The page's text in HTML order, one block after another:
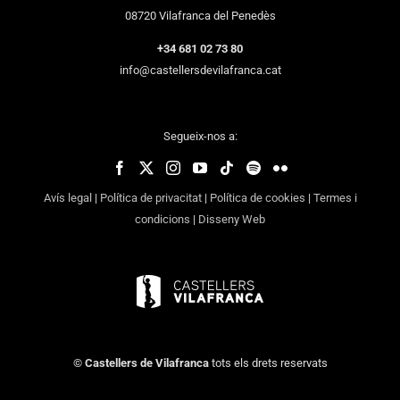
08720 Vilafranca del Penedès
+34 681 02 73 80
info@castellersdevilafranca.cat
Segueix-nos a:
Avís legal | Política de privacitat| Política de cookies | Termes i
condicions | Disseny Web
© Castellers de Vilafrancatots els drets reservats